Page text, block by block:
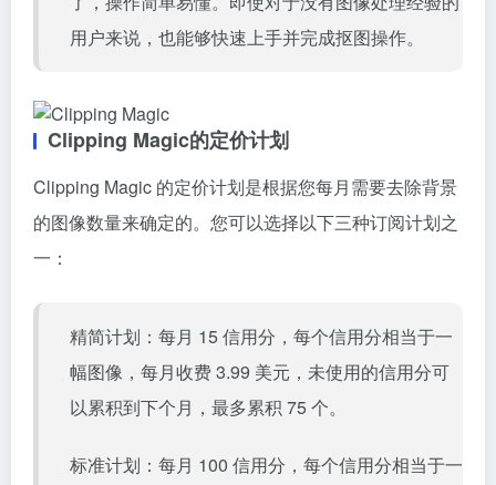
用户来说，也能够快速上手并完成抠图操作。
Clipping Magic的定价计划
Clipping Magic 的定价计划是根据您每月需要去除背景
的图像数量来确定的。您可以选择以下三种订阅计划之
一：
精简计划：每月 15 信用分，每个信用分相当于一
幅图像，每月收费 3.99 美元，未使用的信用分可
以累积到下个月，最多累积 75 个。
标准计划：每月 100 信用分，每个信用分相当于一